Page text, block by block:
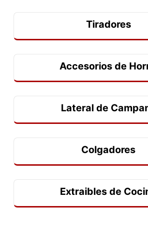
Tiradores
Accesorios de
Lateral de
Colgadores
Extraibles de